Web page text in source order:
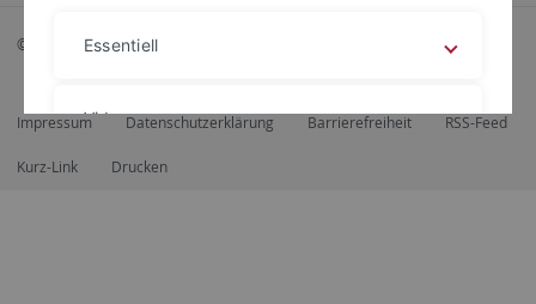
© 2026 Eberhard Karls Universität Tübingen, Tübingen
Impressum Datenschutzerklärung Barrierefreiheit RSS-Feed
Kurz-Link Drucken
Essentiell
Videos